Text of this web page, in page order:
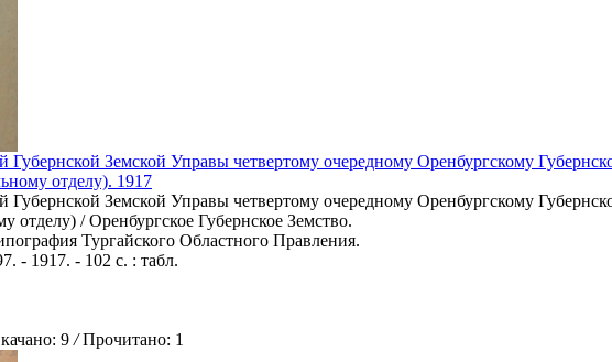
Губернской Земской Управы четвертому очередному Оренбургскому
отделу). 1917
Губернской Земской Управы четвертому очередному Оренбургскому
отделу) / Оренбургское Губернское Земство.
Тургайского Областного Правления.
- 1917. - 102 с. : табл.
9 /Прочитано: 1